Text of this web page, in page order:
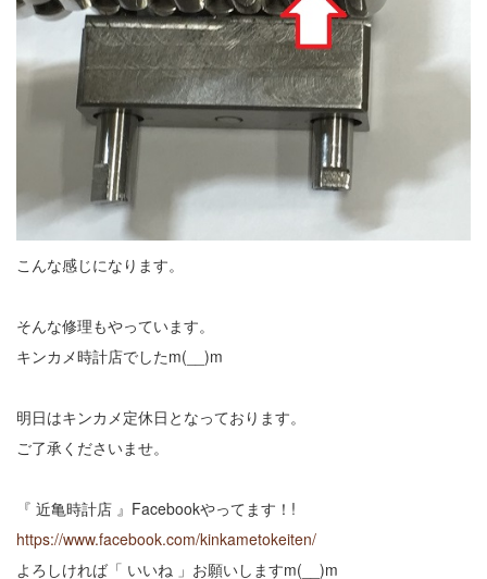
こんな感じになります。
そんな修理もやっています。
キンカメ時計店でしたm(__)m
明日はキンカメ定休日となっております。
ご了承くださいませ。
『 近亀時計店 』Facebookやってます！!
https://www.facebook.com/kinkametokeiten/
よろしければ「 いいね 」お願いしますm(__)m